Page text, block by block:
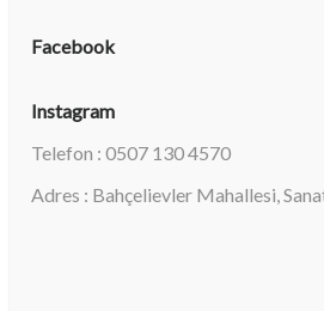
Facebook
Instagram
Telefon : 0507 130 4570
Adres : Bahçelievler Mahallesi,